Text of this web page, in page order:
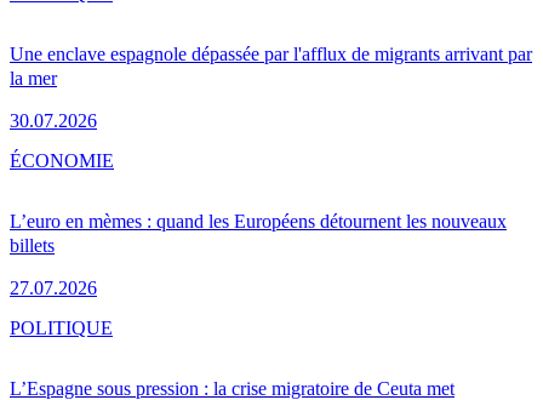
Une enclave espagnole dépassée par l'afflux de migrants arrivant par
la mer
30.07.2026
L’euro en mèmes : quand les Européens détournent les nouveaux
billets
27.07.2026
ÉCONOMIE
L’Espagne sous pression : la crise migratoire de Ceuta met
POLITIQUE